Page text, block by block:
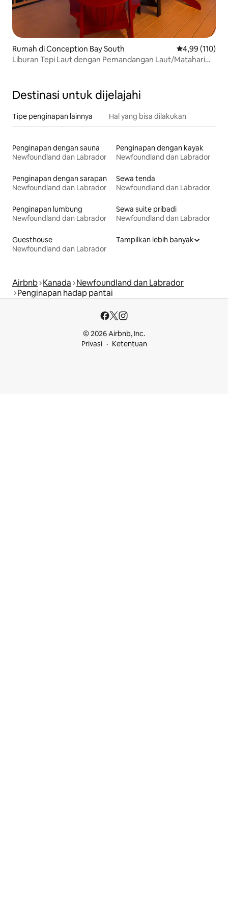
Rumah di Conception Bay South Nilai rata-rata
4,99 (110)
Liburan Tepi Laut dengan Pemandangan Laut/Matahari
Destinasi untuk dijelajahi
Tipe penginapan lainnya Hal yang bisa dilakukan
Penginapan dengan sauna
Newfoundland dan Labrador
Penginapan dengan kayak
Newfoundland dan Labrador
Penginapan dengan sarapan
Newfoundland dan Labrador
Sewa tenda
Newfoundland dan Labrador
Penginapan lumbung
Newfoundland dan Labrador
Sewa suite pribadi
Newfoundland dan Labrador
Guesthouse
Newfoundland dan Labrador
Tampilkan lebih banyak
Airbnb Kanada Newfoundland dan Labrador
Penginapan hadap pantai
© 2026 Airbnb, Inc.
Privasi
Ketentuan